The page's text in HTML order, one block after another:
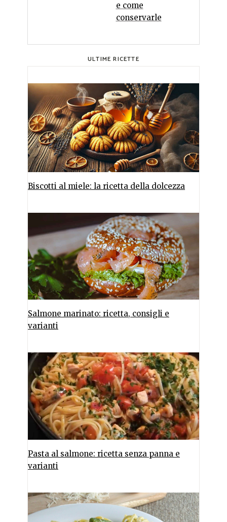
e come
conservarle
ULTIME RICETTE
Biscotti al miele: la ricetta della dolcezza
Salmone marinato: ricetta, consigli e
varianti
Pasta al salmone: ricetta senza panna e
varianti